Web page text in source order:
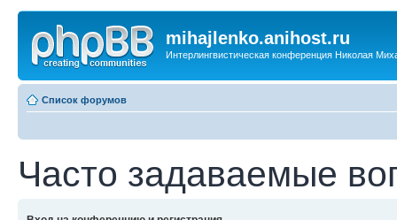
mihajlenko.anihost.ru
Интерлингвистическая конференция Николая
Список форумов
Часто задаваемые